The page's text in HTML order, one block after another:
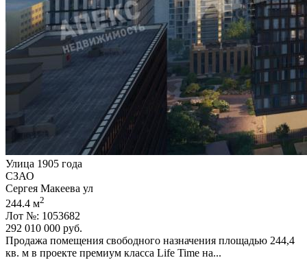
Улица 1905 года
СЗАО
Сергея Макеева ул
244.4 м2
Лот №: 1053682
292 010 000 руб.
Продажа помещения свободного назначения площадью 244,­4
кв. м в проекте премиум класса Life Time на...